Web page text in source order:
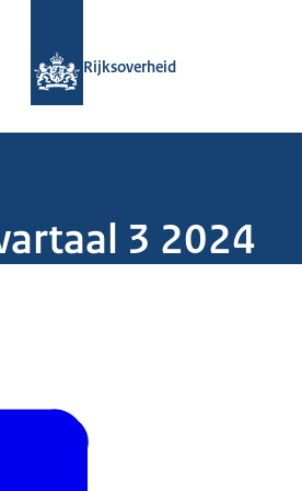
Rijksoverheid
3 2024